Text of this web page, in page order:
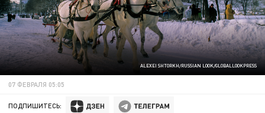
ALEXEI SHTORKH/RUSSIAN LOOK/GLOBALLOOKPRESS
07 ФЕВРАЛЯ 05:05
ПОДПИШИТЕСЬ: